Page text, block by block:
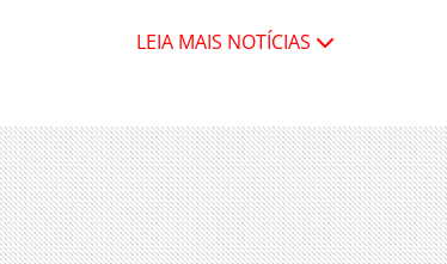
LEIA MAIS NOTÍCIAS